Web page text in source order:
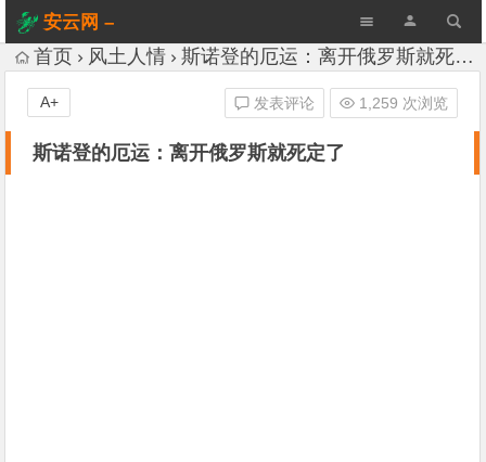
安云网 –
AnYun.ORG
首页 风土人情 斯诺登的厄运：离开俄罗斯就死定了
斯诺登的厄运：离开俄罗斯就死定了
发表评论 1,259 次浏览
A+